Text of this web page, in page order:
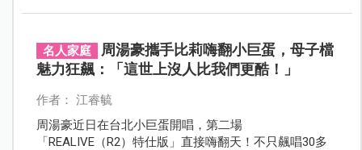
名人家庭
周湯豪攜手比莉嗨翻小巨蛋，母子檔
魅力狂飆：「這世上沒人比我們更酷！」
作者： 江睿毓
周湯豪近日在台北小巨蛋開唱，第二場
「REALIVE（R2）特仕版」直接嗨翻天！不只飆唱30多